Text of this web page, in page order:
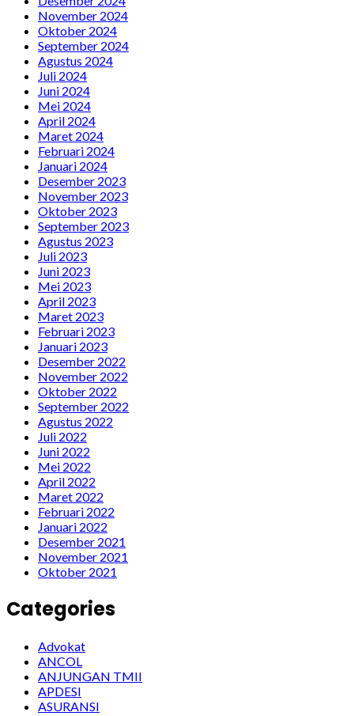
November 2024
Oktober 2024
September 2024
Agustus 2024
Juli 2024
Juni 2024
Mei 2024
April 2024
Maret 2024
Februari 2024
Januari 2024
Desember 2023
November 2023
Oktober 2023
September 2023
Agustus 2023
Juli 2023
Juni 2023
Mei 2023
April 2023
Maret 2023
Februari 2023
Januari 2023
Desember 2022
November 2022
Oktober 2022
September 2022
Agustus 2022
Juli 2022
Juni 2022
Mei 2022
April 2022
Maret 2022
Februari 2022
Januari 2022
Desember 2021
November 2021
Oktober 2021
Categories
Advokat
ANCOL
ANJUNGAN TMII
APDESI
ASURANSI